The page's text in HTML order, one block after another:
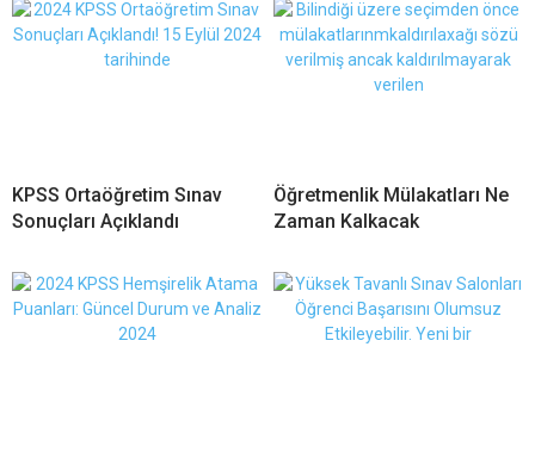
KPSS Ortaöğretim Sınav
Sonuçları Açıklandı
Öğretmenlik Mülakatları Ne
Zaman Kalkacak